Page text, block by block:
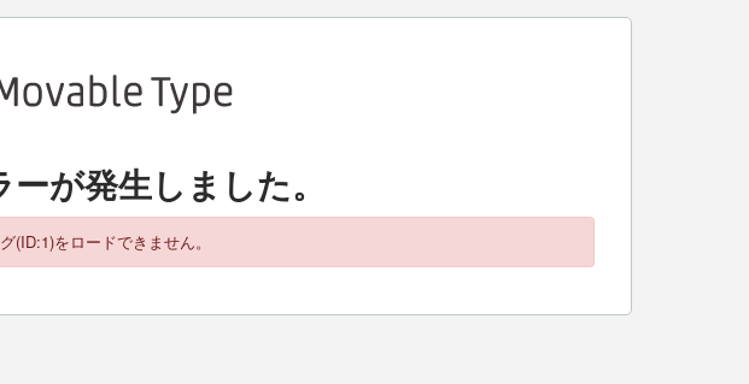
ーが発生しました。
(ID:1)をロードできません。